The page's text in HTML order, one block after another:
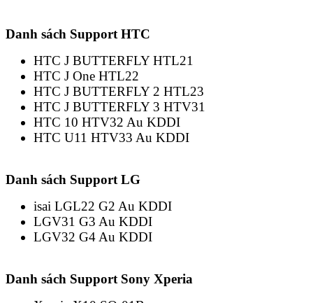
Danh sách Support HTC
HTC J BUTTERFLY HTL21
HTC J One HTL22
HTC J BUTTERFLY 2 HTL23
HTC J BUTTERFLY 3 HTV31
HTC 10 HTV32 Au KDDI
HTC U11 HTV33 Au KDDI
Danh sách Support LG
isai LGL22 G2 Au KDDI
LGV31 G3 Au KDDI
LGV32 G4 Au KDDI
Danh sách Support Sony Xperia